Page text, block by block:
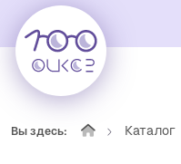
Вы здесь: Каталог